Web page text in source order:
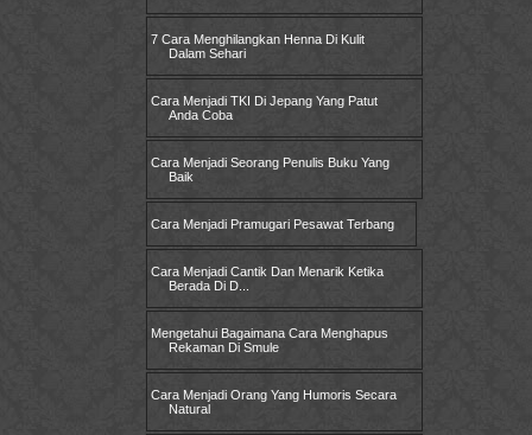
7 Cara Menghilangkan Henna Di Kulit
Dalam Sehari
Cara Menjadi TKI Di Jepang Yang Patut
Anda Coba
Cara Menjadi Seorang Penulis Buku Yang
Baik
Cara Menjadi Pramugari Pesawat Terbang
Cara Menjadi Cantik Dan Menarik Ketika
Berada Di D...
Mengetahui Bagaimana Cara Menghapus
Rekaman Di Smule
Cara Menjadi Orang Yang Humoris Secara
Natural